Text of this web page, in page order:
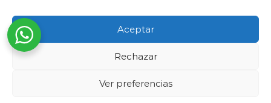
Aceptar
Rechazar
Ver preferencias
día. ¡Estoy muy satisfecha con la atención al cliente y el
servicio!
Desarrollado por